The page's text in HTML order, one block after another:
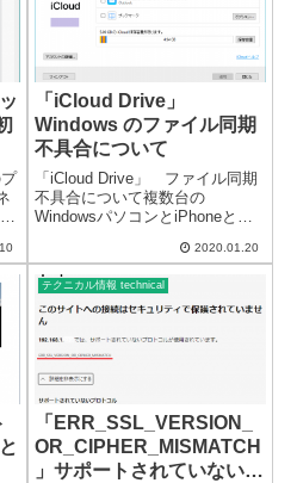
「iCloud Drive」
Windows のファイル同期
不具合について
「iCloud Drive」 ファイル同期
不具合について複数台の
WindowsパソコンとiPhoneとの
れる現象があります。かなり以
前から続いている現象です。
「iCloud」には、以前から、
iPhoneとWind...
2020.01.20
テクニカル情報 technical
「ERR_SSL_VERSION_
OR_CIPHER_MISMATCH
」サポートされていないプ